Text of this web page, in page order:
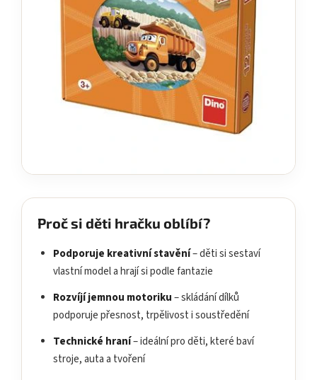
Proč si děti hračku oblíbí?
Podporuje kreativní stavění– děti si sestaví
vlastní model a hrají si podle fantazie
Rozvíjí jemnou motoriku– skládání dílků
podporuje přesnost, trpělivost i soustředění
Technické hraní– ideální pro děti, které baví
stroje, auta a tvoření